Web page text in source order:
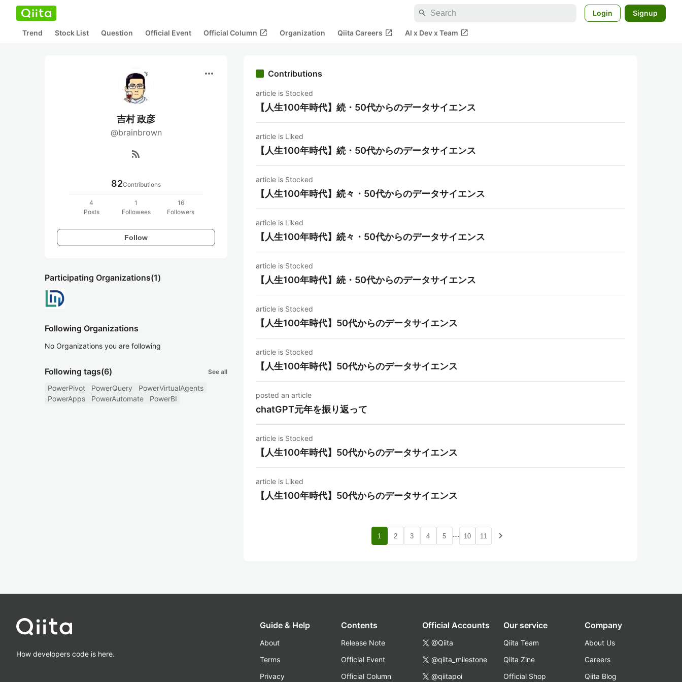
search Login Signup
Trend Stock List Question Official Event Official Column open_in_new Organization Qiita Careers open_in_new AI x Dev x Team open_in_new
more_horiz
吉村 政彦
@brainbrown
rss_feed
82Contributions
4
Posts
1
Followees
16
Followers
Follow
Participating Organizations(1)
Following Organizations
No Organizations you are following
Following tags(6) See all
PowerPivot PowerQuery
PowerVirtualAgents
PowerApps
PowerAutomate PowerBI
Contributions
article is Stocked
【人生100年時代】続・50代からのデータサイエンス
article is Liked
【人生100年時代】続・50代からのデータサイエンス
article is Stocked
【人生100年時代】続々・50代からのデータサイエンス
article is Liked
【人生100年時代】続々・50代からのデータサイエンス
article is Stocked
【人生100年時代】続・50代からのデータサイエンス
article is Stocked
【人生100年時代】50代からのデータサイエンス
article is Stocked
【人生100年時代】50代からのデータサイエンス
posted an article
chatGPT元年を振り返って
article is Stocked
【人生100年時代】50代からのデータサイエンス
article is Liked
【人生100年時代】50代からのデータサイエンス
1 2 3 4 5 … 10 11 navigate_next
How developers code is here.
Guide & Help
About
Terms
Privacy
Contents
Release Note
Official Event
Official Column
Official Accounts
@Qiita
@qiita_milestone
@qiitapoi
Our service
Qiita Team
Qiita Zine
Official Shop
Company
About Us
Careers
Qiita Blog